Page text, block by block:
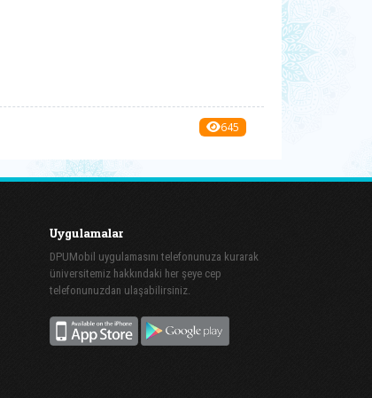
645
Uygulamalar
DPUMobil uygulamasını telefonunuza kurarak
üniversitemiz hakkındaki her şeye cep
telefonunuzdan ulaşabilirsiniz.